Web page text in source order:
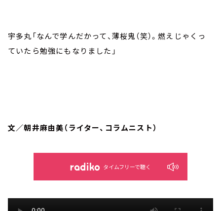
宇多丸「なんで学んだかって、薄桜鬼（笑）。燃えじゃくっ
ていたら勉強にもなりました」
文／朝井麻由美（ライター、コラムニスト）
タイムフリーで聴く